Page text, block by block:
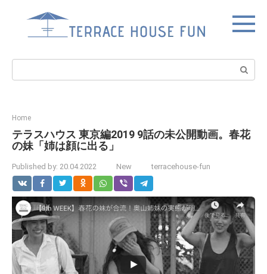
Search:
Home
テラスハウス 東京編2019 9話の未公開動画。春花
の妹「姉は顔に出る」
Published by: 20.04.2022 New terracehouse-fun